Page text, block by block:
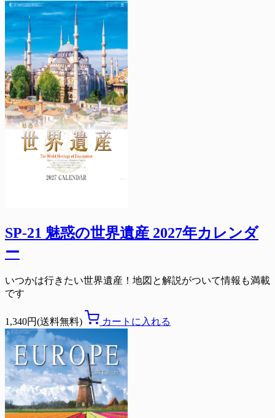
SP-21 魅惑の世界遺産 2027年カレンダ
ー
いつかは行きたい世界遺産！地図と解説がついて情報も満載
です
1,340円(送料無料) カートに入れる